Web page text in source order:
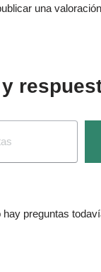
una
hay preguntas